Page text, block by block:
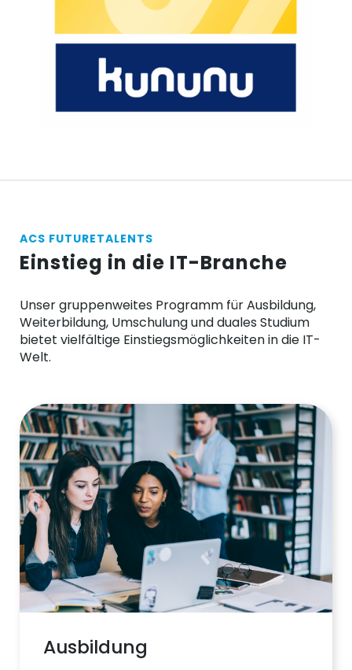
ACS FUTURETALENTS
Einstieg in die IT-Branche
Unser gruppenweites Programm für Ausbildung,
Weiterbildung, Umschulung und duales Studium
bietet vielfältige Einstiegsmöglichkeiten in die IT-
Welt.
Ausbildung